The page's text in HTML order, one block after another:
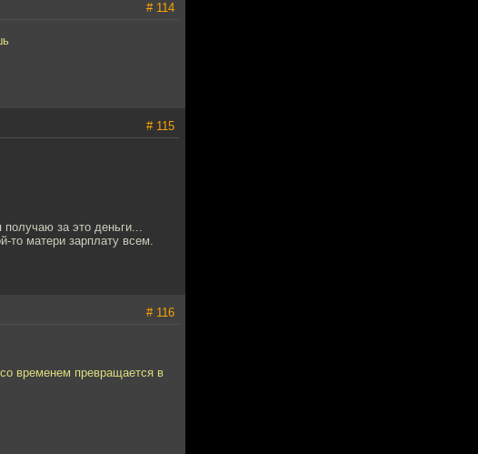
# 114
# 115
за это деньги...
то матери зарплату всем.
# 116
временем превращается в